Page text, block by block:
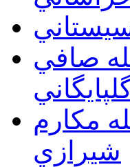
صافي
مكارم
شيرازي